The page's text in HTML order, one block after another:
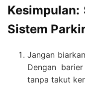
Kesimpulan:
Sistem
Jangan
Dengan
tanpa takut